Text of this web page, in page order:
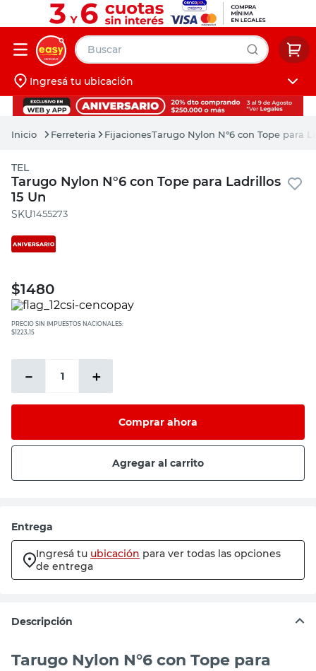
Buscar
Iniciá sesión
Ingresá tu ubicación
Ferreteria FijacionesTarugo Nylon N°6 con Tope para
TEL
Tarugo Nylon N°6 con Tope para Ladrillos
15 Un
:1455273
$1480
PRECIO SIN IMPUESTOS NACIONALES:
$1223,15
＋
－
Comprar ahora
Agregar al carrito
Entrega
Ingresá tu ubicación para ver todas las opciones
de entrega
Descripción
Tarugo Nylon N°6 con Tope para
muebles
pintura
escritorio
placard